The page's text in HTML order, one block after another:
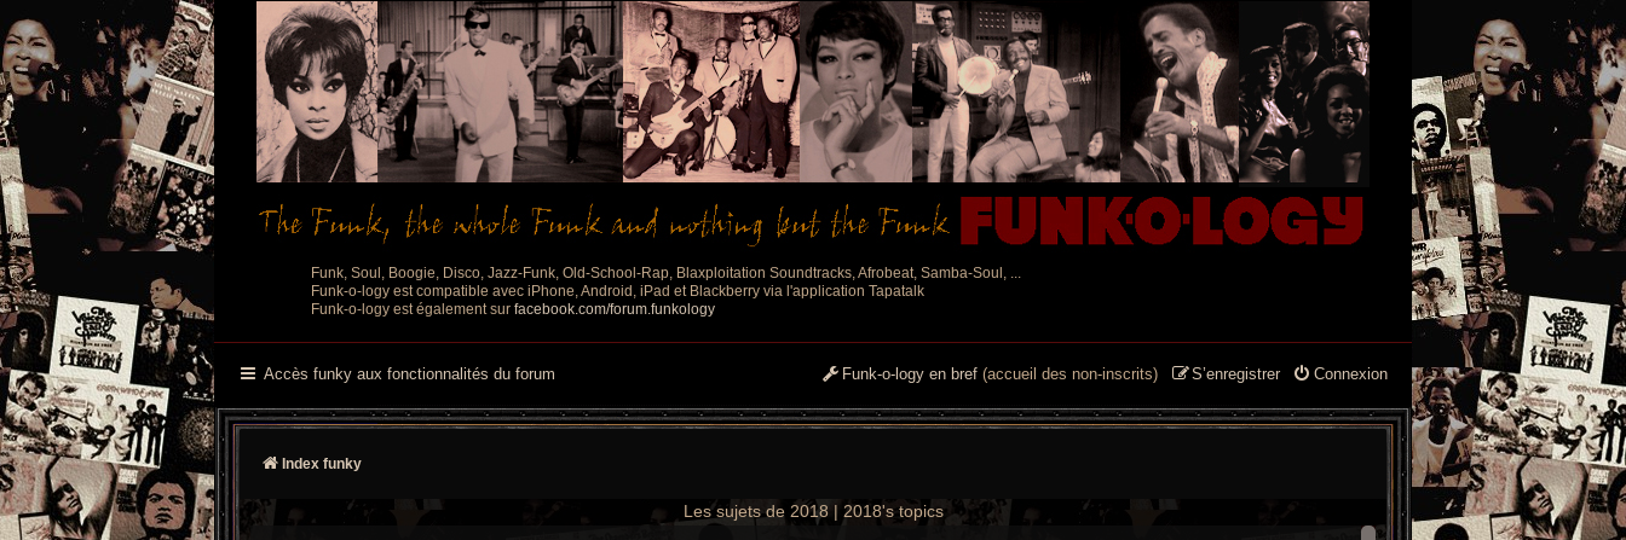
Funk, Soul, Boogie, Disco, Jazz-Funk, Old-School-Rap, Blaxploitation Soundtracks, Afrobeat, Samba-Soul, ...
Funk-o-logy est compatible avec iPhone, Android, iPad et Blackberry via l'application Tapatalk
Funk-o-logy est également sur facebook.com/forum.funkology
Accès funky aux fonctionnalités du forum Connexion
S’enregistrer
Funk-o-logy en bref (accueil des non-inscrits)
Index funky
Les sujets de 2018 | 2018's topics